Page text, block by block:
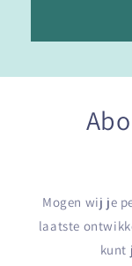
Mogen wij je
laatste
kunt